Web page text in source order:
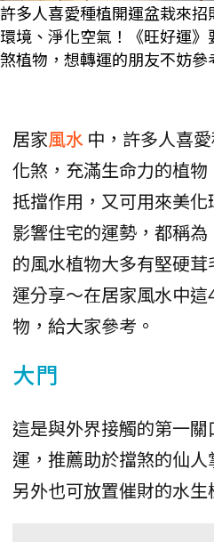
許多人喜愛種植開運盆栽來
環境、淨化空氣！《旺好運
煞植物，想轉運的朋友不妨
居家風水 中，許多人喜
化煞，充滿生命力的植
抵擋作用，又可用來美
影響住宅的運勢，都稱
的風水植物大多有堅硬
運分享～在居家風水中
物，給大家參考。
大門
這是與外界接觸的第一
運，推薦助於擋煞的仙人
另外也可放置催財的水生